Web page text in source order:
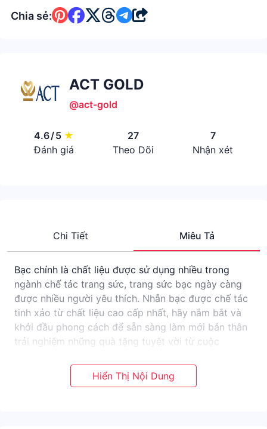
Chia sẻ:
ACT GOLD
@act-gold
4.6/5 ★
Đánh giá
27
Theo Dõi
7
Nhận xét
Chi Tiết Miêu Tả
Bạc chính là chất liệu được sử dụng nhiều trong
ngành chế tác trang sức, trang sức bạc ngày càng
được nhiều người yêu thích. Nhẫn bạc được chế tác
tinh xảo từ chất liệu cao cấp nhất, hãy nắm bắt và
khởi đầu phong cách để sẵn sàng làm mới bản thân
trải nghiệm những quà tặng tuyệt vời từ cuộc
luật hiện hành. Bên cạnh đó, tuỳ vào loại sản phẩm,
hình thức và địa chỉ giao hàng mà có thể phát sinh